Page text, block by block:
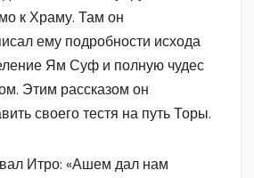
к Храму. Там он
ему подробности исхода
Ям Суф и полную чудес
Этим рассказом он
своего тестя на путь Торы.
Итро: «Ашем дал нам